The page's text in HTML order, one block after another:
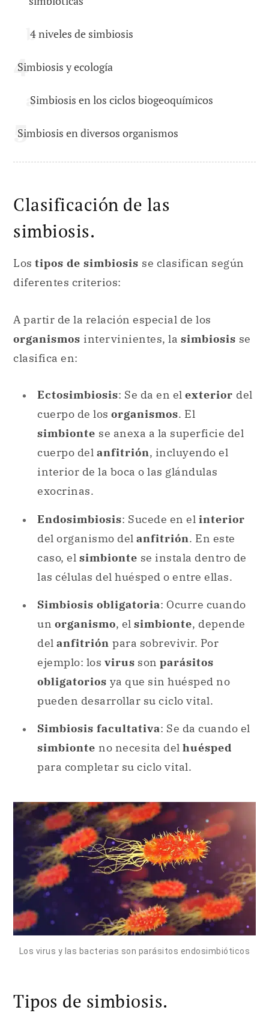
4 niveles de simbiosis
Simbiosis y ecología
Simbiosis en los ciclos biogeoquímicos
Simbiosis en diversos organismos
Clasificación de las
simbiosis.
Los tipos de simbiosis se clasifican según
diferentes criterios:
A partir de la relación especial de los
organismos intervinientes, la simbiosis se
clasifica en:
Ectosimbiosis: Se da en el exterior del
cuerpo de los organismos. El
simbionte se anexa a la superficie del
cuerpo del anfitrión, incluyendo el
interior de la boca o las glándulas
exocrinas.
Endosimbiosis: Sucede en el interior
del organismo del anfitrión. En este
caso, el simbionte se instala dentro de
las células del huésped o entre ellas.
Simbiosis obligatoria: Ocurre cuando
un organismo, el simbionte, depende
del anfitrión para sobrevivir. Por
ejemplo: los virus son parásitos
obligatorios ya que sin huésped no
pueden desarrollar su ciclo vital.
Simbiosis facultativa: Se da cuando el
simbionte no necesita del huésped
para completar su ciclo vital.
Los virus y las bacterias son parásitos endosimbióticos
Tipos de simbiosis.